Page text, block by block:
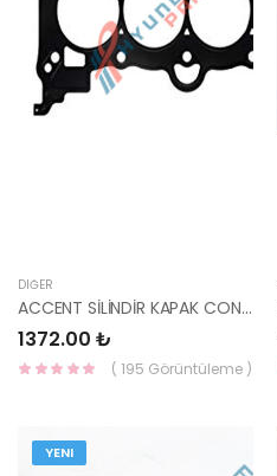
DIĞER
ACCENT SİLİNDİR KAPAK CONTASI 11=> BLUE 2012- 22311-2B004-HMC
1372.00 ₺
( 195 Görüntüleme )
YENI